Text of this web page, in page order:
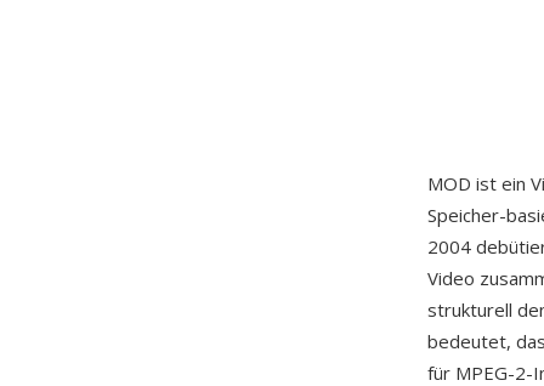
MOD ist ein
Speicher-
2004
Video
strukturell
bedeutet,
für MPEG-2-